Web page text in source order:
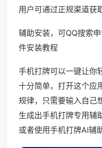
用户可通过正规渠道获
辅助安装，可QQ搜索
件安装教程
手机打牌可以一键让你
十分简单，打开这个应
规律，只需要输入自己
生成出手机打牌专用辅
或者使用手机打牌AI辅